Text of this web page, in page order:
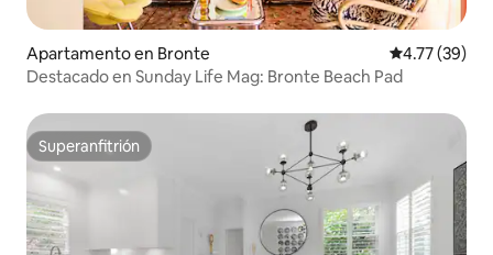
Apartamento en Bronte Calificación
4.77 (39)
Destacado en Sunday Life Mag: Bronte Beach Pad
Superanfitrión
Superanfitrión